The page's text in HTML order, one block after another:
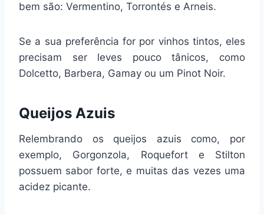
bem são: Vermentino, Torrontés e Arneis.
Se a sua preferência for por vinhos tintos, eles
precisam ser leves pouco tânicos, como
Dolcetto, Barbera, Gamay ou um Pinot Noir.
Queijos Azuis
Relembrando os queijos azuis como, por
exemplo, Gorgonzola, Roquefort e Stilton
possuem sabor forte, e muitas das vezes uma
acidez picante.